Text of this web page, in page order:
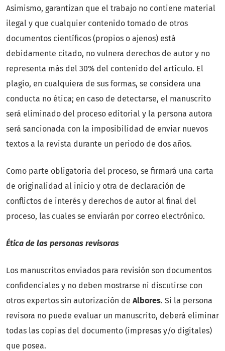
Asimismo, garantizan que el trabajo no contiene material
ilegal y que cualquier contenido tomado de otros
documentos científicos (propios o ajenos) está
debidamente citado, no vulnera derechos de autor y no
representa más del 30% del contenido del artículo. El
plagio, en cualquiera de sus formas, se considera una
conducta no ética; en caso de detectarse, el manuscrito
será eliminado del proceso editorial y la persona autora
será sancionada con la imposibilidad de enviar nuevos
textos a la revista durante un periodo de dos años.
Como parte obligatoria del proceso, se firmará una carta
de originalidad al inicio y otra de declaración de
conflictos de interés y derechos de autor al final del
proceso, las cuales se enviarán por correo electrónico.
Ética de las personas revisoras
Los manuscritos enviados para revisión son documentos
confidenciales y no deben mostrarse ni discutirse con
otros expertos sin autorización de Albores. Si la persona
revisora no puede evaluar un manuscrito, deberá eliminar
todas las copias del documento (impresas y/o digitales)
que posea.